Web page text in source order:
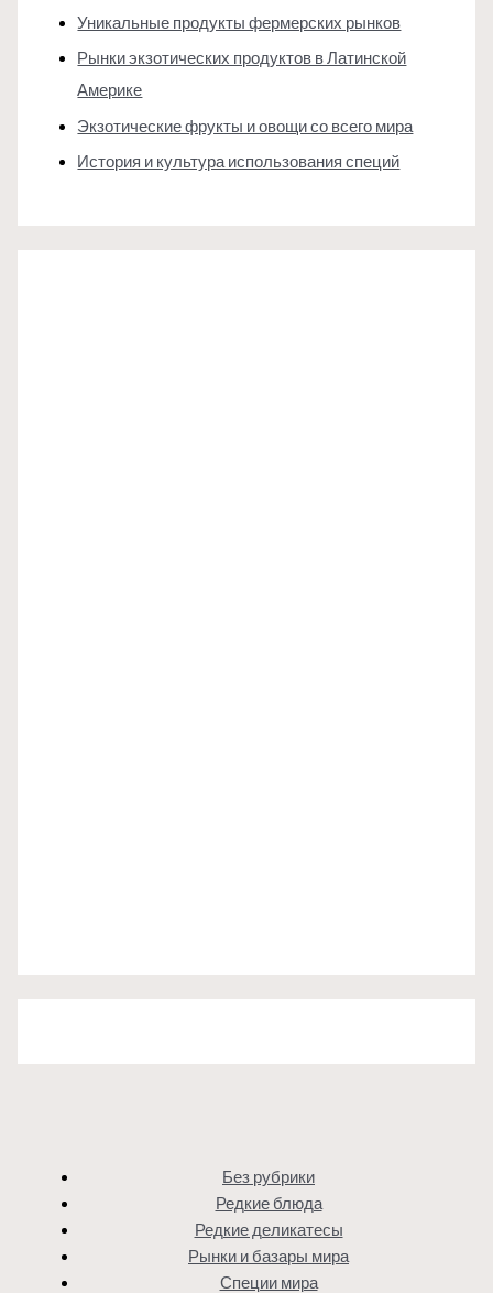
Уникальные продукты фермерских рынков
Рынки экзотических продуктов в Латинской
Америке
Экзотические фрукты и овощи со всего мира
История и культура использования специй
Без рубрики
Редкие блюда
Редкие деликатесы
Рынки и базары мира
Специи мира